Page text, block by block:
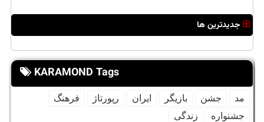
جدیدترین ها
KARAMOND Tags
مد جشن بازیگر ایران رپورتاژ
فرهنگ
جشنواره
زندگی